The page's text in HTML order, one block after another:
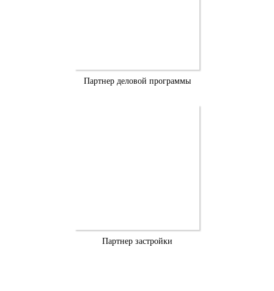
Партнер деловой программы
Партнер застройки